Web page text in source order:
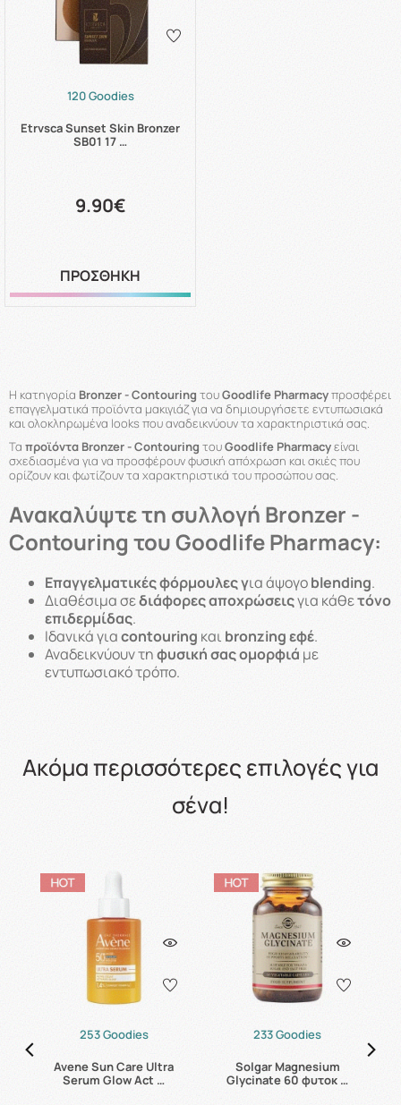
120 Goodies
Etrvsca Sunset Skin Bronzer
SB01 17 …
9.90€
ΠΡΟΣΘΗΚΗ
Η κατηγορία Bronzer - Contouring τουGoodlife Pharmacyπροσφέρει
επαγγελματικά προϊόντα μακιγιάζ για να δημιουργήσετε εντυπωσιακά
και ολοκληρωμένα looks που αναδεικνύουν τα χαρακτηριστικά σας.
Τα προϊόντα Bronzer - ContouringτουGoodlife Pharmacyείναι
σχεδιασμένα για να προσφέρουν φυσική απόχρωση και σκιές που
ορίζουν και φωτίζουν τα χαρακτηριστικά του προσώπου σας.
Ανακαλύψτε τη συλλογή Bronzer -
Contouring του Goodlife Pharmacy:
Επαγγελματικές φόρμουλες για άψογοblending.
Διαθέσιμα σεδιάφορες αποχρώσειςγια κάθετόνο
επιδερμίδας.
Ιδανικά γιαcontouring και bronzing εφέ.
Αναδεικνύουν τηφυσική σας ομορφιά με
εντυπωσιακό τρόπο.
Ακόμα περισσότερες επιλογές για
σένα!
253 Goodies
Avene Sun Care Ultra
Serum Glow Act …
233 Goodies
Solgar Magnesium
Glycinate 60 φυτοκ …